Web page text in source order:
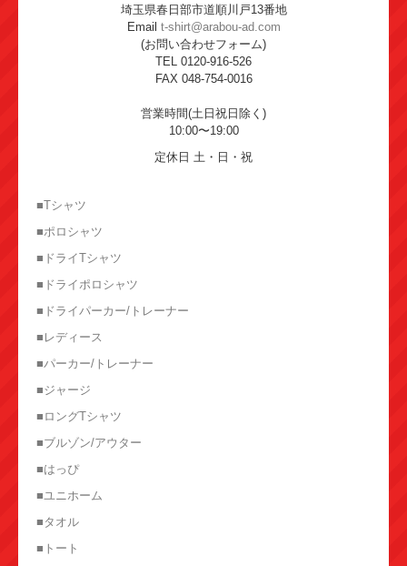
埼玉県春日部市道順川戸13番地
Email t-shirt@arabou-ad.com
(お問い合わせフォーム)
TEL 0120-916-526
FAX 048-754-0016
営業時間(土日祝日除く)
10:00〜19:00
定休日 土・日・祝
■Tシャツ
■ポロシャツ
■ドライTシャツ
■ドライポロシャツ
■ドライパーカー/トレーナー
■レディース
■パーカー/トレーナー
■ジャージ
■ロングTシャツ
■ブルゾン/アウター
■はっぴ
■ユニホーム
■タオル
■トート